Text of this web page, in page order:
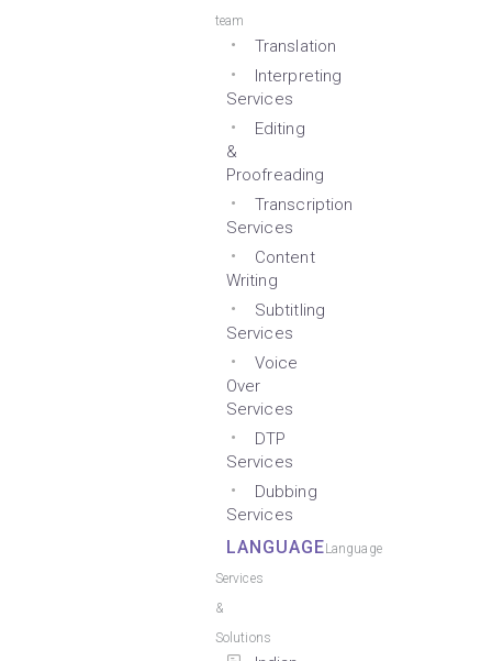
team
Translation
Interpreting
Services
Editing
&
Proofreading
Transcription
Services
Content
Writing
Subtitling
Services
Voice
Over
Services
DTP
Services
Dubbing
Services
LANGUAGELanguage
Services
&
Solutions